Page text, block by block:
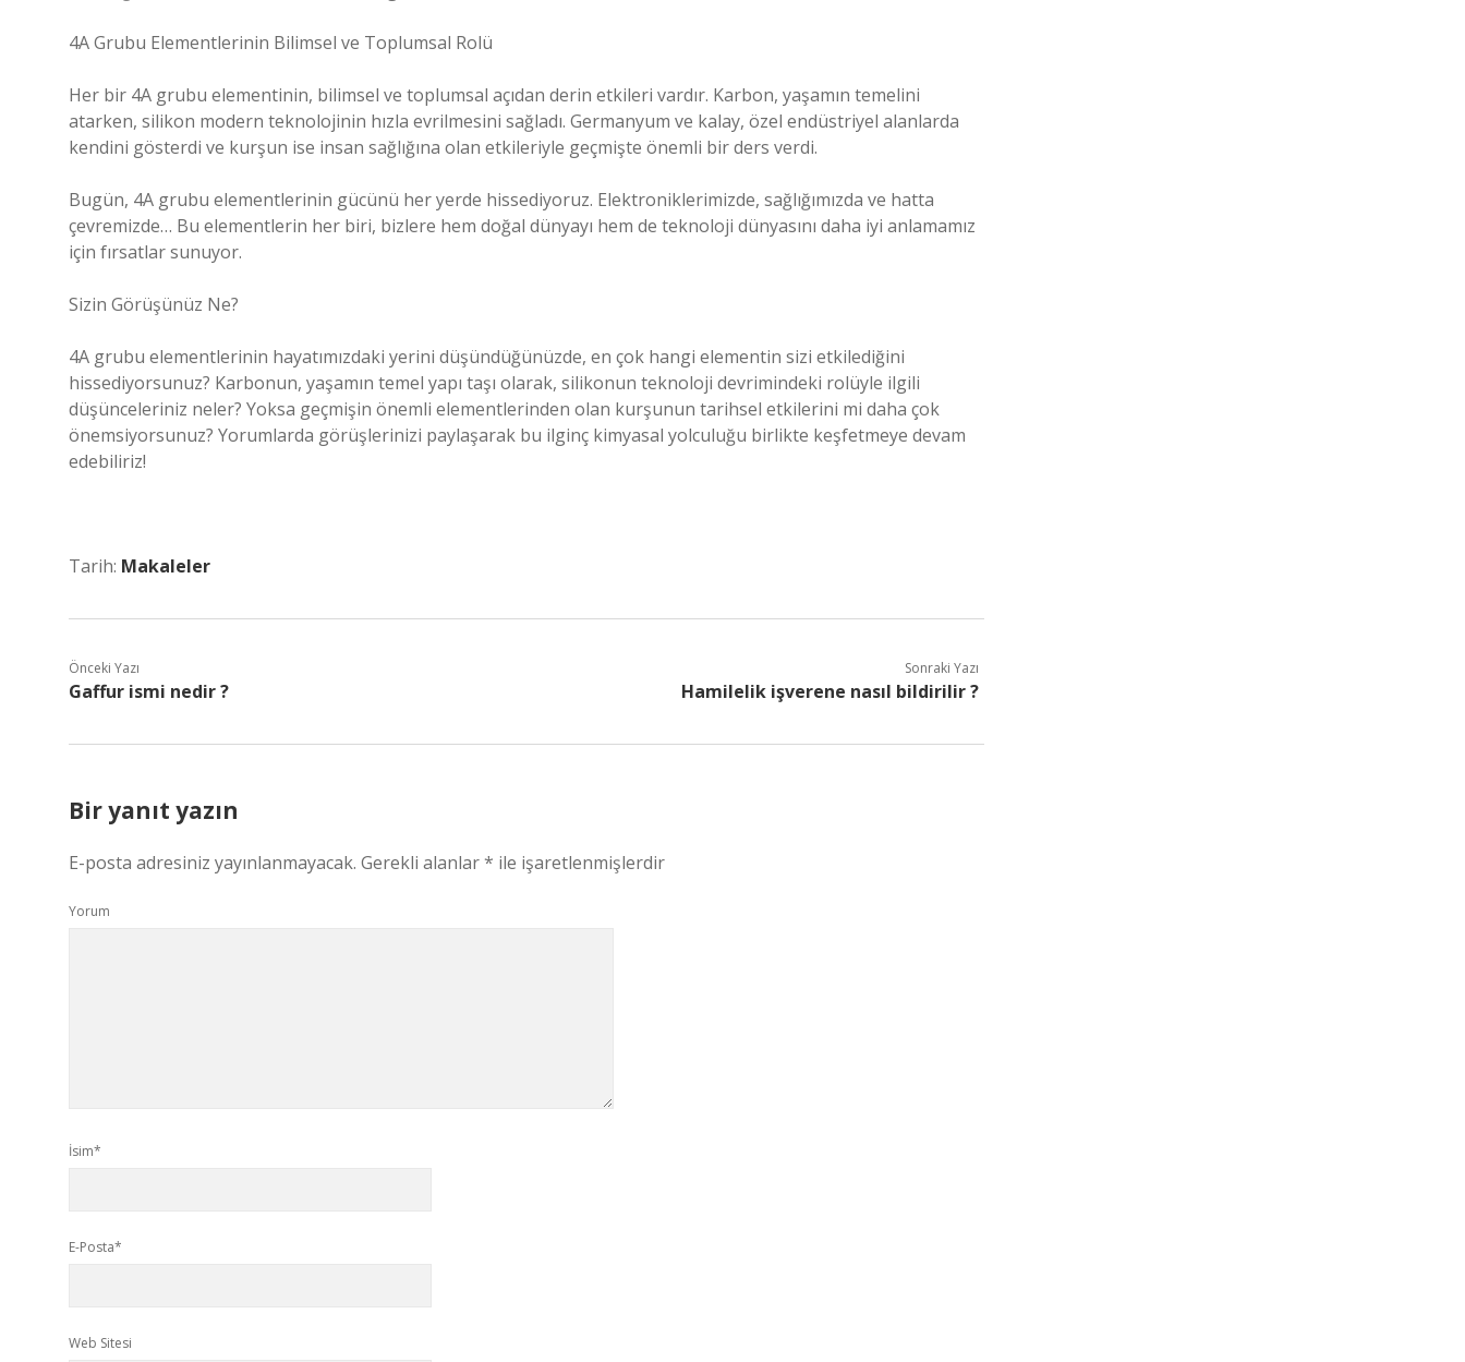
4A Grubu Elementlerinin Bilimsel ve Toplumsal Rolü
Her bir 4A grubu elementinin, bilimsel ve toplumsal açıdan derin etkileri vardır. Karbon, yaşamın temelini
atarken, silikon modern teknolojinin hızla evrilmesini sağladı. Germanyum ve kalay, özel endüstriyel alanlarda
kendini gösterdi ve kurşun ise insan sağlığına olan etkileriyle geçmişte önemli bir ders verdi.
Bugün, 4A grubu elementlerinin gücünü her yerde hissediyoruz. Elektroniklerimizde, sağlığımızda ve hatta
çevremizde… Bu elementlerin her biri, bizlere hem doğal dünyayı hem de teknoloji dünyasını daha iyi anlamamız
için fırsatlar sunuyor.
Sizin Görüşünüz Ne?
4A grubu elementlerinin hayatımızdaki yerini düşündüğünüzde, en çok hangi elementin sizi etkilediğini
hissediyorsunuz? Karbonun, yaşamın temel yapı taşı olarak, silikonun teknoloji devrimindeki rolüyle ilgili
düşünceleriniz neler? Yoksa geçmişin önemli elementlerinden olan kurşunun tarihsel etkilerini mi daha çok
önemsiyorsunuz? Yorumlarda görüşlerinizi paylaşarak bu ilginç kimyasal yolculuğu birlikte keşfetmeye devam
edebiliriz!
Tarih: Makaleler
Önceki Yazı
Gaffur ismi nedir ?
Sonraki Yazı
Hamilelik işverene nasıl bildirilir ?
Bir yanıt yazın
E-posta adresiniz yayınlanmayacak. Gerekli alanlar* ile işaretlenmişlerdir
Yorum
İsim*
E-Posta*
Web Sitesi